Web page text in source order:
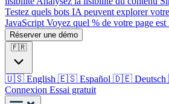
Testez quels bots IA peuvent explorer
JavaScript Voyez quel % de votre page
Réserver une démo
🇫🇷
🇺🇸 English 🇪🇸 Español 🇩🇪 Deutsch
Connexion Essai gratuit